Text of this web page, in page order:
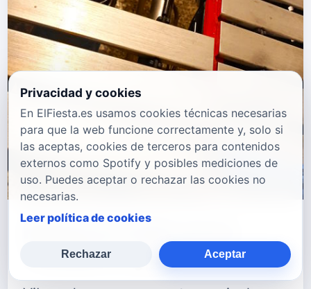
Roberto Celi Lanza
"Inside or you"
Privacidad y cookies
En ElFiesta.es usamos cookies técnicas necesarias
para que la web funcione correctamente y, solo si
las aceptas, cookies de terceros para contenidos
externos como Spotify y posibles mediciones de
uso. Puedes aceptar o rechazar las cookies no
necesarias.
Leer política de cookies
Rechazar Aceptar